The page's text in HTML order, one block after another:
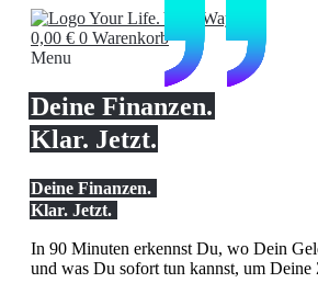
Zum
Inhalt
springen
0,00 € 0 Warenkorb
Menu
Deine Finanzen.
Klar. Jetzt.
Deine Finanzen.
Klar. Jetzt.
In 90 Minuten erkennst Du, wo Dein
und was Du sofort tun kannst, um Deine